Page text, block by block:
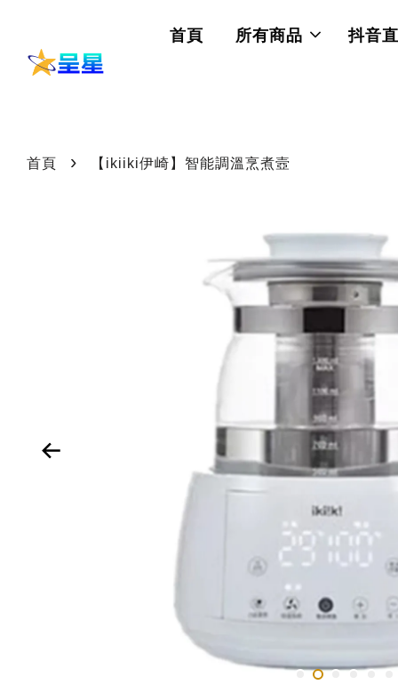
首頁 所有商品 抖音
首頁 › 【ikiiki伊崎】智能調溫烹煮壼